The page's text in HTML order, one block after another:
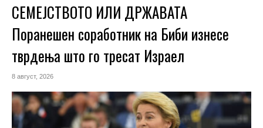
СЕМЕЈСТВОТО ИЛИ ДРЖАВАТА
Поранешен соработник на Биби изнесе
тврдења што го тресат Израел
8 август, 2026